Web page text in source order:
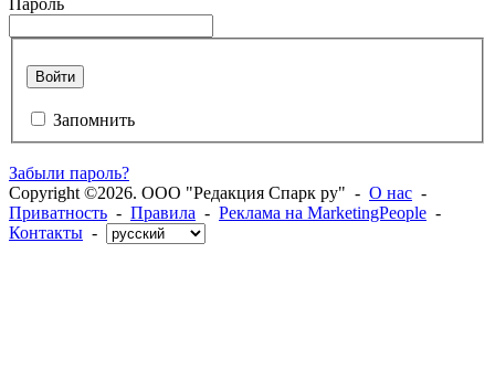
Войти
Запомнить
Забыли пароль?
Copyright ©2026. ООО "Редакция Спарк ру" - О нас -
Приватность - Правила - Реклама на MarketingPeople -
Контакты -